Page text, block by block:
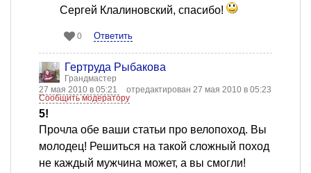
Сергей Клалиновский, спасибо!
0 Ответить
Гертруда Рыбакова
Грандмастер
27 мая 2010 в 05:21
отредактирован 27 мая 2010 в 05:23
Сообщить модератору
5!
Прочла обе ваши статьи про велопоход. Вы
молодец! Решиться на такой сложный поход
не каждый мужчина может, а вы смогли!